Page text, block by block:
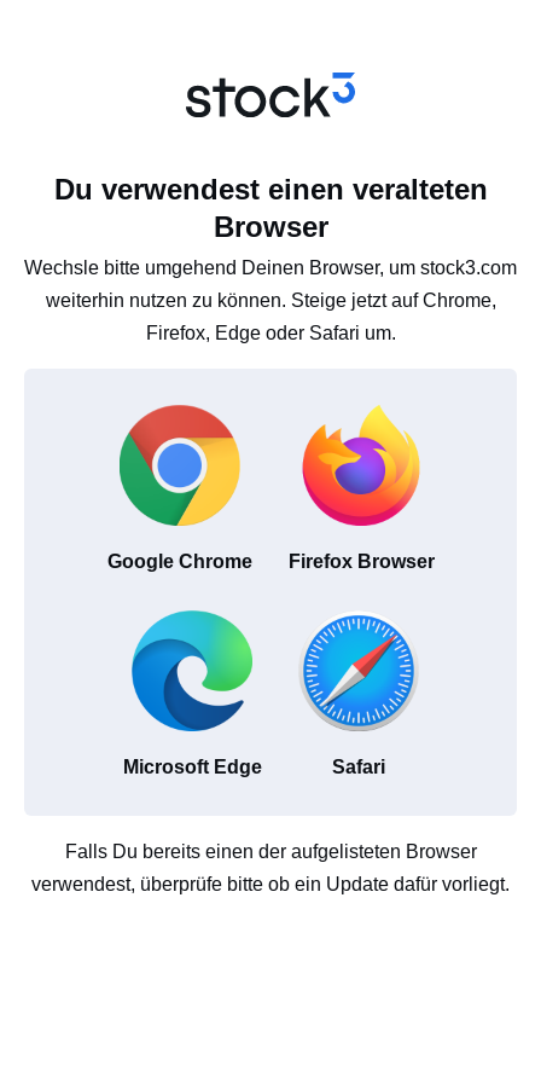
Du verwendest einen veralteten
Browser
Wechsle bitte umgehend Deinen Browser, um stock3.com
weiterhin nutzen zu können. Steige jetzt auf Chrome,
Firefox, Edge oder Safari um.
Google Chrome Firefox Browser
Microsoft Edge Safari
Falls Du bereits einen der aufgelisteten Browser
verwendest, überprüfe bitte ob ein Update dafür vorliegt.